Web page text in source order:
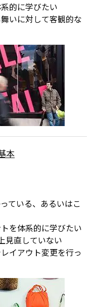
的に学びたい
いに対して客観的な
本
ている、あるいはこ
を体系的に学びたい
見直していない
イアウト変更を行っ